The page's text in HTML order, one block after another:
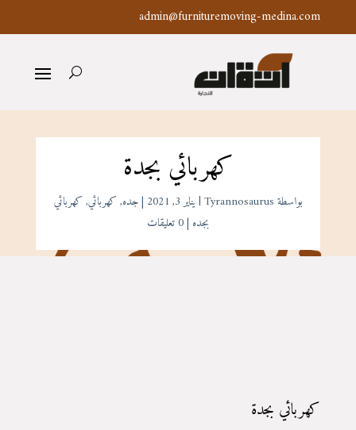
admin@furnituremoving-medina.com
كهربائي بجدة
بواسطة Tyrannosaurus
| يناير 3, 2021 |جده, كهربائي, كهربائي
بجده |0 تعليقات
كهربائي بجدة